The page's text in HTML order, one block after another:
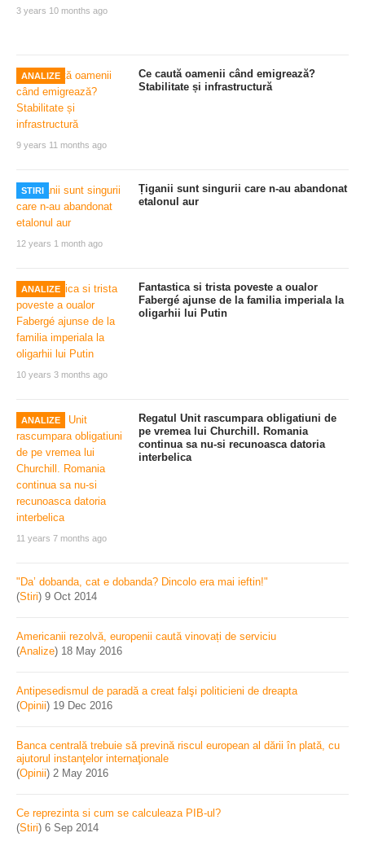
3 years 10 months ago
ANALIZE
9 years 11 months ago
Ce caută oamenii când emigrează?
Stabilitate și infrastructură
STIRI
12 years 1 month ago
Țiganii sunt singurii care n-au abandonat
etalonul aur
ANALIZE
10 years 3 months ago
Fantastica si trista poveste a oualor
Fabergé ajunse de la familia imperiala la
oligarhii lui Putin
ANALIZE
11 years 7 months ago
Regatul Unit rascumpara obligatiuni de
pe vremea lui Churchill. Romania
continua sa nu-si recunoasca datoria
interbelica
"Da’ dobanda, cat e dobanda? Dincolo era mai ieftin!"
(Stiri) 9 Oct 2014
Americanii rezolvă, europenii caută vinovați de serviciu
(Analize) 18 May 2016
Antipesedismul de paradă a creat falşi politicieni de dreapta
(Opinii) 19 Dec 2016
Banca centrală trebuie să prevină riscul european al dării în plată, cu
ajutorul instanţelor internaţionale
(Opinii) 2 May 2016
Ce reprezinta si cum se calculeaza PIB-ul?
(Stiri) 6 Sep 2014